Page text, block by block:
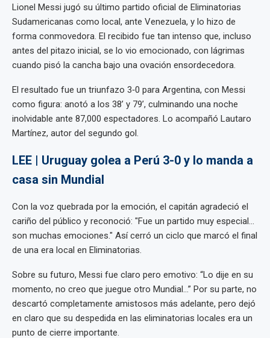
Lionel Messi jugó su último partido oficial de Eliminatorias
Sudamericanas como local, ante Venezuela, y lo hizo de
forma conmovedora. El recibido fue tan intenso que, incluso
antes del pitazo inicial, se lo vio emocionado, con lágrimas
cuando pisó la cancha bajo una ovación ensordecedora.
El resultado fue un triunfazo 3‑0 para Argentina, con Messi
como figura: anotó a los 38’ y 79’, culminando una noche
inolvidable ante 87,000 espectadores. Lo acompañó Lautaro
Martínez, autor del segundo gol.
LEE | Uruguay golea a Perú 3-0 y lo manda a
casa sin Mundial
Con la voz quebrada por la emoción, el capitán agradeció el
cariño del público y reconoció: "Fue un partido muy especial…
son muchas emociones." Así cerró un ciclo que marcó el final
de una era local en Eliminatorias.
Sobre su futuro, Messi fue claro pero emotivo: “Lo dije en su
momento, no creo que juegue otro Mundial...” Por su parte, no
descartó completamente amistosos más adelante, pero dejó
en claro que su despedida en las eliminatorias locales era un
punto de cierre importante.